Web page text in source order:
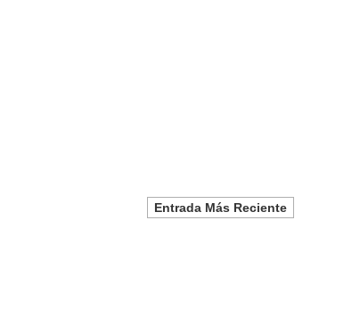
Entrada Más Reciente